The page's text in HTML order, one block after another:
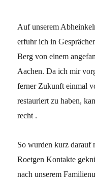
Auf unserem
erfuhr ich in
Berg von einem
Aachen. Da ich mir
ferner Zukunft einmal
restauriert zu haben,
recht .
So wurden kurz darauf
Roetgen Kontakte
nach unserem